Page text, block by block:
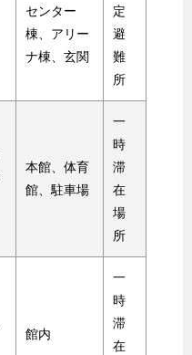
センター
棟、アリー
ナ棟、玄関
定
避
難
所
本館、体育
館、駐車場
一
時
滞
在
場
所
館内
一
時
滞
在